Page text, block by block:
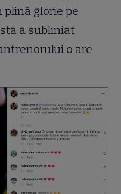
plină glorie pe
a subliniat
o are